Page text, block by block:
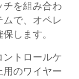
を組み合わ
で、オペレ
します。
トロールケ
のワイヤー